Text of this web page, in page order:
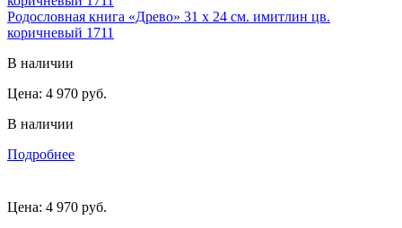
Родословная книга «Древо» 31 х 24 см. имитлин цв.
коричневый 1711
В наличии
Цена: 4 970 руб.
В наличии
Подробнее
Цена: 4 970 руб.